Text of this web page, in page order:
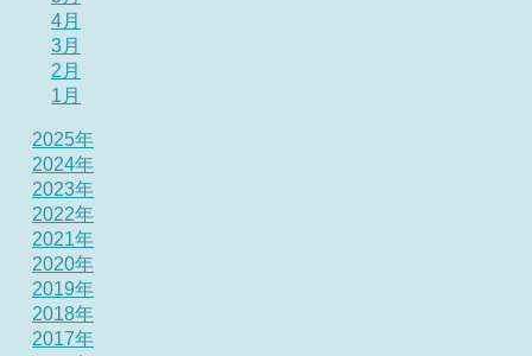
4月
3月
2月
1月
2025年
2024年
2023年
2022年
2021年
2020年
2019年
2018年
2017年